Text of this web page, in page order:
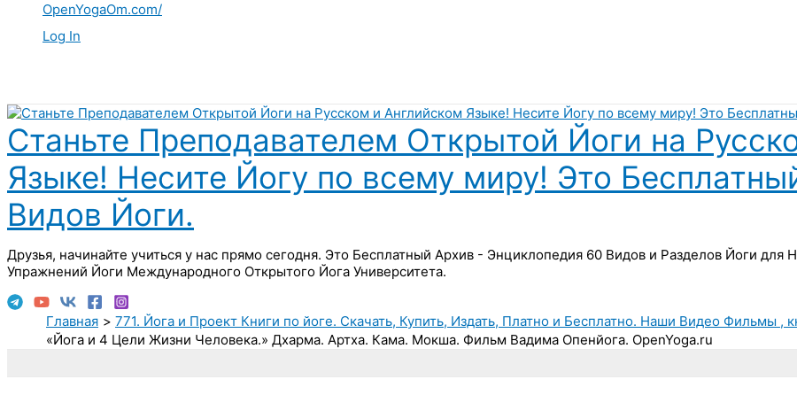
OpenYogaOm.com/
Log In
Станьте Преподавателем Открытой Йоги на
Языке! Несите Йогу по всему миру! Это
Видов Йоги.
Друзья, начинайте учиться у нас прямо сегодня. Это Бесплатный Архив - Энциклопедия 60 Видов и Разделов Йоги
Упражнений Йоги Международного Открытого Йога Университета.
Главная
771. Йога и Проект Книги по йоге. Скачать, Купить, Издать, Платно и Бесплатно. Наши Видео Фильмы ,
«Йога и 4 Цели Жизни Человека.» Дхарма. Артха. Кама. Мокша. Фильм Вадима Опенйога. OpenYoga.ru